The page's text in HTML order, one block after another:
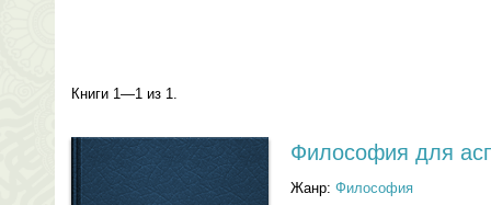
Книги 1—1 из 1.
Философия для
Жанр: Философия